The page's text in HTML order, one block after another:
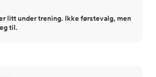
litt under trening. Ikke førstevalg, men
til.